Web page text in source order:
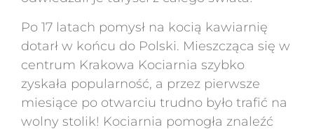
Po 17 latach pomysł na kocią kawiarnię
dotarł w końcu do Polski. Mieszcząca się w
centrum Krakowa Kociarnia szybko
zyskała popularność, a przez pierwsze
miesiące po otwarciu trudno było trafić na
wolny stolik! Kociarnia pomogła znaleźć